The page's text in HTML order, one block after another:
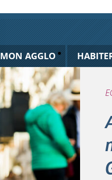
MON AGGLO